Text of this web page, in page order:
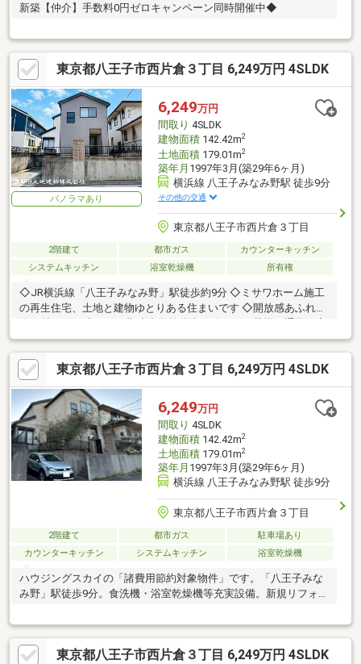
新築【仲介】手数料0円ゼロキャンペーン同時開催中◆
東京都八王子市西片倉３丁目 6,249万円 4SLDK
パノラマあり
6,249万円
間取り 4SLDK
建物面積142.42m2
土地面積179.01m2
築年月 1997年3月(築29年6ヶ月)
横浜線 八王子みなみ野駅 徒歩9分
その他の交通
東京都八王子市西片倉３丁目
2階建て 都市ガス
カウンターキッチン
システムキッチン
浴室乾燥機 所有権
◇JR横浜線「八王子みなみ野」駅徒歩約9分 ◇ミサワホーム施工
の再生住宅、土地と建物ゆとりある住まいです ◇開放感あふれる
心の距離です
東京都八王子市西片倉３丁目 6,249万円 4SLDK
6,249万円
間取り 4SLDK
建物面積142.42m2
土地面積179.01m2
築年月 1997年3月(築29年6ヶ月)
横浜線 八王子みなみ野駅 徒歩9分
東京都八王子市西片倉３丁目
2階建て 都市ガス
駐車場あり
カウンターキッチン
システムキッチン 浴室乾燥機
ハウジングスカイの「諸費用節約対象物件」です。「八王子みな
み野」駅徒歩9分。食洗機・浴室乾燥機等充実設備。新規リフォー
東京都八王子市西片倉３丁目 6,249万円 4SLDK